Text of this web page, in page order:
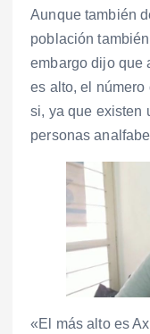
Aunque también
población
embargo dijo que
es alto, el número
si, ya que existen
personas
«El más alto es